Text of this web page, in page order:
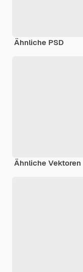
Ähnliche PSD
Ähnliche Vektoren